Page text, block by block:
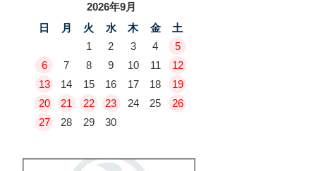
2026年9月
日
月 火 水 木 金
土
1
2 3 4
5
6
7 8 9 10 11
12
13
14 15 16 17 18
19
20
21 22 23 24 25
26
27
28 29 30